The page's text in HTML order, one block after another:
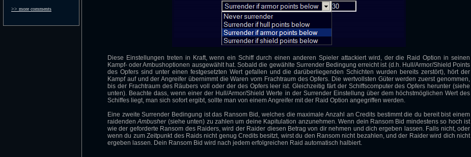
>> more comments
Diese Einstellungen treten in Kraft, wenn ein Schiff durch einen anderen Spieler attackiert wird, der die Raid Option in seinen
Kampf- oder Ambushoptionen ausgewählt hat. Sobald die gewählte Surrender Bedingung erreicht ist (d.h. Hull/Armor/Shield Points
des Opfers sind unter einen festgesetzten Wert gefallen und die darüberliegenden Schichten wurden bereits zerstört), hört der
Kampf auf und der Angreifer übernimmt die Waren vom Frachtraum des Opfers. Die wertvollsten Güter werden zuerst genommen,
bis der Frachtraum des Räubers voll oder der des Opfers leer ist. Gleichzeitig färt der Schiffscomputer des Opfers herunter (siehe
unten). Beachte dass, wenn einer der Hull/Armor/Shield Werte in der Surrender Einstellung über dem höchstmöglichen Wert des
Schiffes liegt, man sich sofort ergibt, sollte man von einem Angreifer mit der Raid Option angegriffen werden.
Eine zweite Surrender Bedingung ist das Ransom Bid, welches die maximale Anzahl an Credits bestimmt die du bereit bist einem
raidendenAmbusher(siehe unten) zu zahlen um deine Kapitulation anzunehmen. Wenn dein Ransom Bid mindestens so hoch ist
wie der geforderte Ransom des Raiders, wird der Raider diesen Betrag von dir nehmen und dich ergeben lassen. Falls nicht, oder
wenn du zum Zeitpunkt des Raids nicht genug Credits besitzt, wirst du den Ransom nicht bezahlen, und der Raider wird dich nicht
ergeben lassen. Dein Ransom Bid wird nach jedem erfolgreichen Raid automatisch halbiert.